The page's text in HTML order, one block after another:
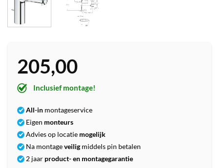
205,00
Inclusief montage!
All-in montageservice
Eigen monteurs
Advies op locatie mogelijk
Na montageveilig middels pin betalen
2 jaar product- en montagegarantie